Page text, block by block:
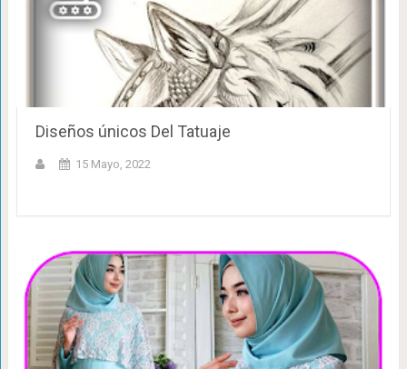
Diseños únicos Del Tatuaje
15 Mayo, 2022